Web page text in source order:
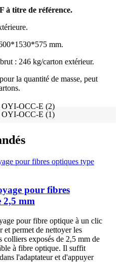
à titre de référence.
mm.
: 246 kg/carton extérieur.
la quantité de masse, peut
pour fibres
2,5 mm
pour fibre optique à un clic
et permet de nettoyer les
colliers exposés de 2,5 mm de
à fibre optique. Il suffit
l'adaptateur et d'appuyer